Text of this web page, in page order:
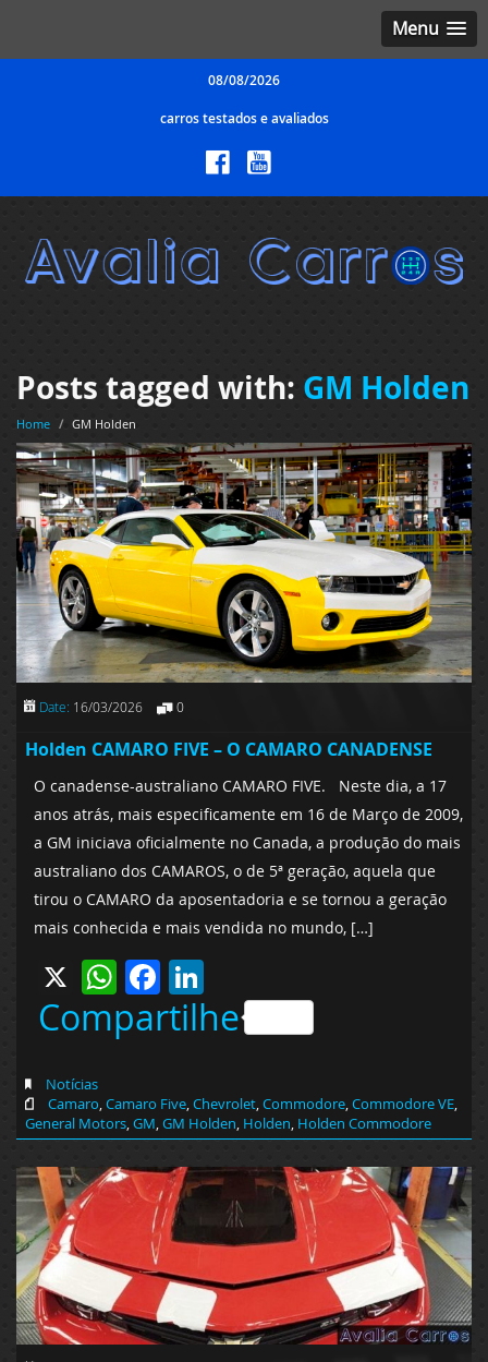
Menu
08/08/2026
carros testados e avaliados
Posts tagged with: GM Holden
Home / GM Holden
Date: 16/03/2026 0
Holden CAMARO FIVE – O CAMARO CANADENSE
O canadense-australiano CAMARO FIVE. Neste dia, a 17
anos atrás, mais especificamente em 16 de Março de 2009,
a GM iniciava oficialmente no Canada, a produção do mais
australiano dos CAMAROS, o de 5ª geração, aquela que
tirou o CAMARO da aposentadoria e se tornou a geração
mais conhecida e mais vendida no mundo, […]
X WhatsApp
Facebook
Compartilhe
Notícias
Camaro,Camaro Five,Chevrolet,Commodore,Commodore VE,
General Motors,GM,GM Holden, Holden, Holden Commodore